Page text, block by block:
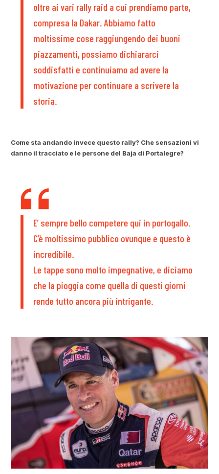
oltre ai vari rally raid a cui prendiamo parte,
compresa la Dakar. Abbiamo fatto
moltissime cose raggiungendo dei buoni
piazzamenti, possiamo dichiararci
soddisfatti e continuiamo ad avere la
motivazione per continuare a scrivere la
storia.
Come sta andando invece questo rally? Che sensazioni vi
danno il tracciato e le persone del Baja di Portalegre?
E’ sempre bello competere qui in portogallo.
C’è moltissimo pubblico ovunque e questo è
incredibile.
Le tappe sono molto impegnative, e diciamo
che la pioggia come quella di questi giorni
rende tutto ancora più intrigante.